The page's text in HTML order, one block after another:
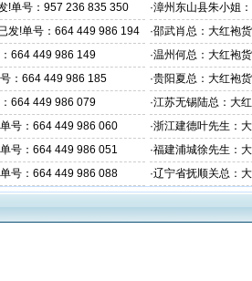
!单号：957 236 835 350 ·漳州东山县朱小姐
3
发!单号：664 449 986 194 ·邵武肖总：大红袍
664 449 986 149 ·温州何总：大红袍
：664 449 986 185 ·贵阳夏总：大红袍
664 449 986 079 ·江苏无锡陆总：大
号：664 449 986 060 ·浙江建德叶先生：
号：664 449 986 051 ·福建浦城徐先生：
号：664 449 986 088 ·辽宁省抚顺关总：